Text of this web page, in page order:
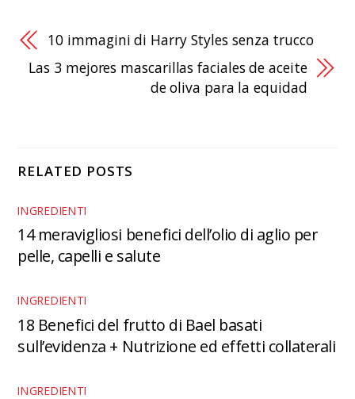
10 immagini di Harry Styles senza trucco
Las 3 mejores mascarillas faciales de aceite
de oliva para la equidad
RELATED POSTS
INGREDIENTI
14 meravigliosi benefici dell’olio di aglio per
pelle, capelli e salute
INGREDIENTI
18 Benefici del frutto di Bael basati
sull’evidenza + Nutrizione ed effetti collaterali
INGREDIENTI